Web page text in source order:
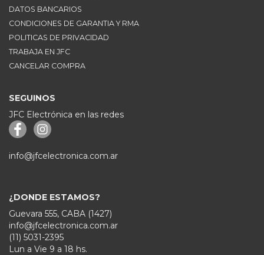
DATOS BANCARIOS
CONDICIONES DE GARANTIA Y RMA
POLITICAS DE PRIVACIDAD
TRABAJA EN JFC
CANCELAR COMPRA
SEGUINOS
JFC Electrónica en las redes
info@jfcelectronica.com.ar
¿DONDE ESTAMOS?
Guevara 555, CABA (1427)
info@jfcelectronica.com.ar
(11) 5031-2395
Lun a Vie 9 a 18 hs.